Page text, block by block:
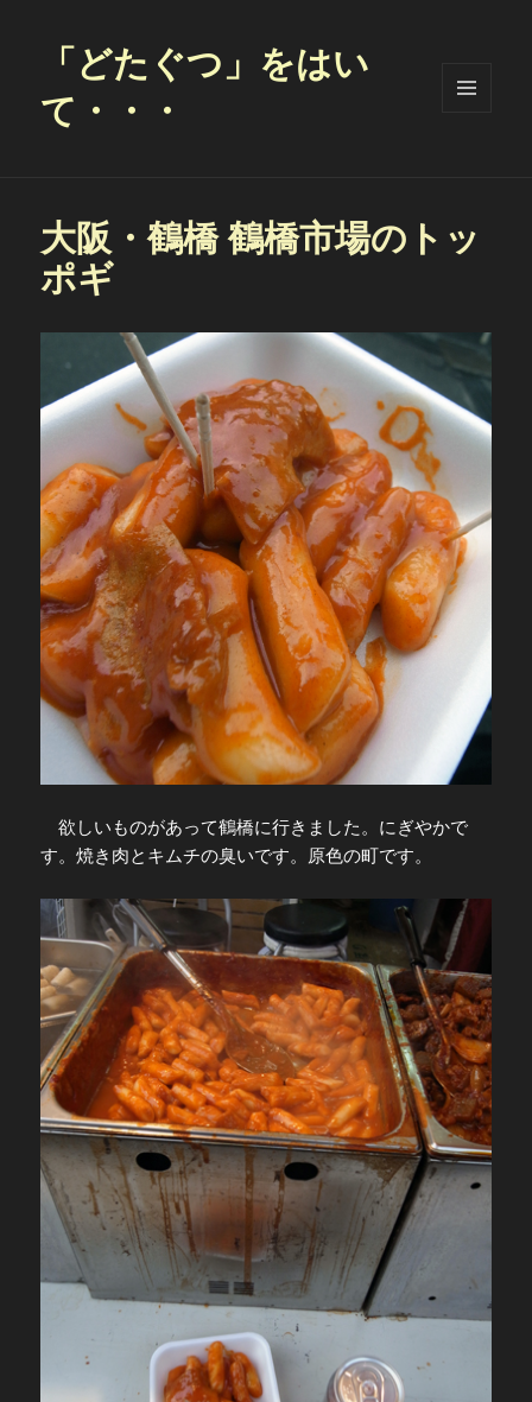
「どたぐつ」をはい
て・・・
大阪・鶴橋 鶴橋市場のトッ
ポギ
欲しいものがあって鶴橋に行きました。にぎやかで
す。焼き肉とキムチの臭いです。原色の町です。